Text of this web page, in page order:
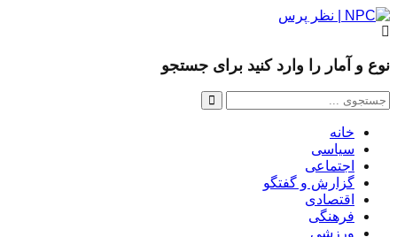
نوع و آمار را وارد کنید برای جستجو
خانه
سیاسی
اجتماعی
گزارش و گفتگو
اقتصادی
فرهنگی
ورزشی